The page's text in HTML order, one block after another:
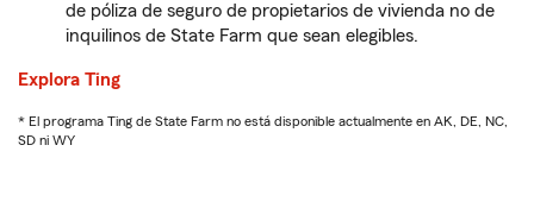
de póliza de seguro de propietarios de vivienda no de
inquilinos de State Farm que sean elegibles.
Explora Ting
* El programa Ting de State Farm no está disponible actualmente en AK, DE, NC,
SD ni WY